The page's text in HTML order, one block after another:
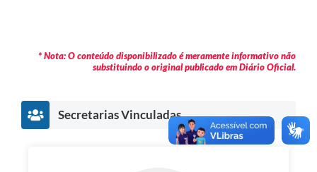
Diário Oficial
* Nota: O conteúdo disponibilizado é meramente informativo não
substituindo o original publicado em Diário Oficial.
Secretarias Vinculadas